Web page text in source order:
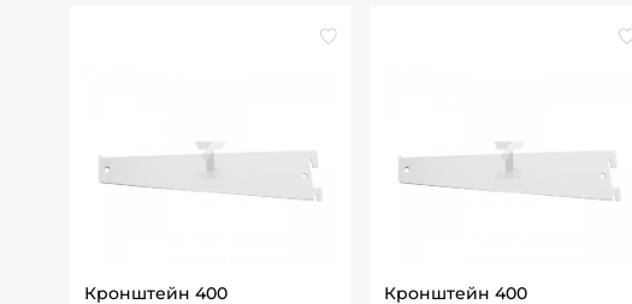
Кронштейн 400 Кронштейн 400